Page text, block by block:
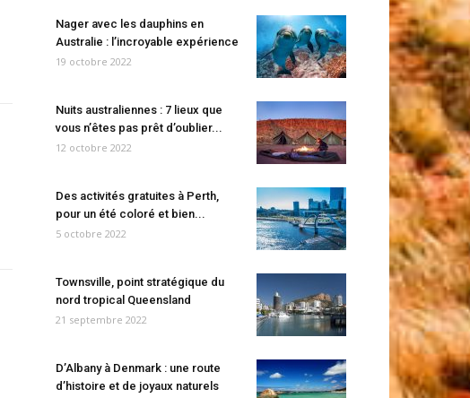
Nager avec les dauphins en
Australie : l’incroyable expérience
19 octobre 2022
Nuits australiennes : 7 lieux que
vous n’êtes pas prêt d’oublier...
12 octobre 2022
Des activités gratuites à Perth,
pour un été coloré et bien...
5 octobre 2022
Townsville, point stratégique du
nord tropical Queensland
21 septembre 2022
D’Albany à Denmark : une route
d’histoire et de joyaux naturels